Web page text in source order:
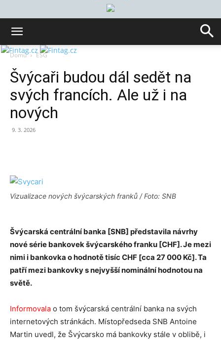
Domů ESG
Švýcaři budou dál sedět na
svých francích. Ale už i na
nových
9. 3. 2026
Vizualizace nových švýcarských franků / Foto: SNB
Švýcarská centrální banka [SNB] představila návrhy
nové série bankovek švýcarského franku [CHF]. Je mezi
nimi i bankovka o hodnotě tisíc CHF [cca 27 000 Kč]. Ta
patří mezi bankovky s nejvyšší nominální hodnotou na
světě.
Informovala o tom švýcarská centrální banka na svých
internetových stránkách. Místopředseda SNB Antoine
Martin uvedl, že Švýcarsko má bankovky stále v oblibě, i